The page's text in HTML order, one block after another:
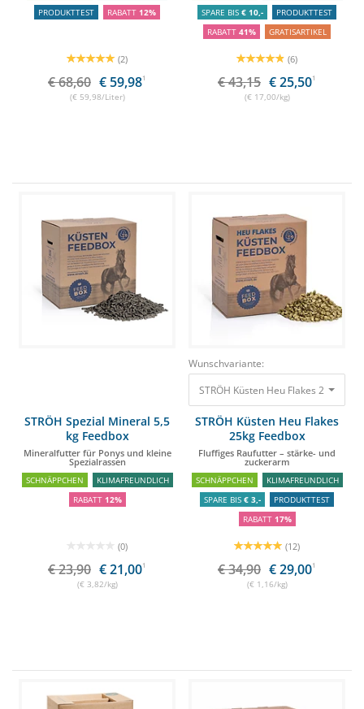
PRODUKTTEST
RABATT 12%
(2)
€ 68,60 € 59,981
(€ 59,98/Liter)
SPARE BIS € 10,-
PRODUKTTEST
RABATT 41% GRATISARTIKEL
(6)
€ 43,15 € 25,501
(€ 17,00/kg)
STRÖH Spezial Mineral 5,5
kg Feedbox
Mineralfutter für Ponys und kleine
Spezialrassen
SCHNÄPPCHEN
KLIMAFREUNDLICH
RABATT 12%
(0)
€ 23,90 € 21,001
(€ 3,82/kg)
Wunschvariante:
STRÖH Küsten Heu Flakes 25kg
STRÖH Küsten Heu Flakes
25kg Feedbox
Fluffiges Raufutter – stärke- und
zuckerarm
SCHNÄPPCHEN
KLIMAFREUNDLICH
SPARE BIS € 3,-
PRODUKTTEST
RABATT 17%
(12)
€ 34,90 € 29,001
(€ 1,16/kg)